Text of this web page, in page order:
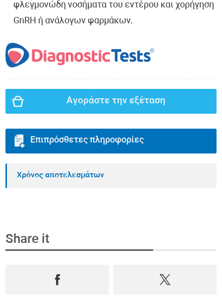
φλεγμονώδη νοσήματα του εντέρου και χορήγηση
GnRH ή ανάλογων φαρμάκων.
Αγοράστε την εξέταση
Επιπρόσθετες πληροφορίες
Χρόνος αποτελεσμάτων
Share it